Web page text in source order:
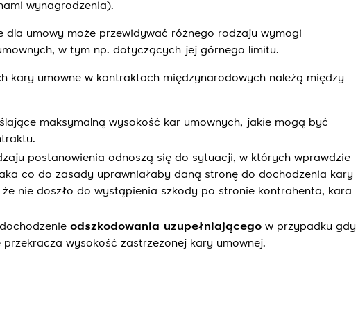
wynagrodzenia).
dla umowy może przewidywać różnego rodzaju wymogi
w tym np. dotyczących jej górnego limitu.
kary umowne w kontraktach międzynarodowych należą między
maksymalną wysokość kar umownych, jakie mogą być
postanowienia odnoszą się do sytuacji, w których wprawdzie
co do zasady uprawniałaby daną stronę do dochodzenia kary
nie doszło do wystąpienia szkody po stronie kontrahenta, kara
odszkodowania uzupełniającego w przypadku gdy
wysokość zastrzeżonej kary umownej.